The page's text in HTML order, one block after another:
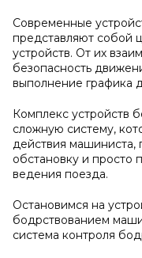
Современные
представляют собой
устройств. От их
безопасность
выполнение графика
Комплекс устройств
сложную систему,
действия машиниста,
обстановку и просто
ведения поезда.
Остановимся на
бодрствованием
система контроля